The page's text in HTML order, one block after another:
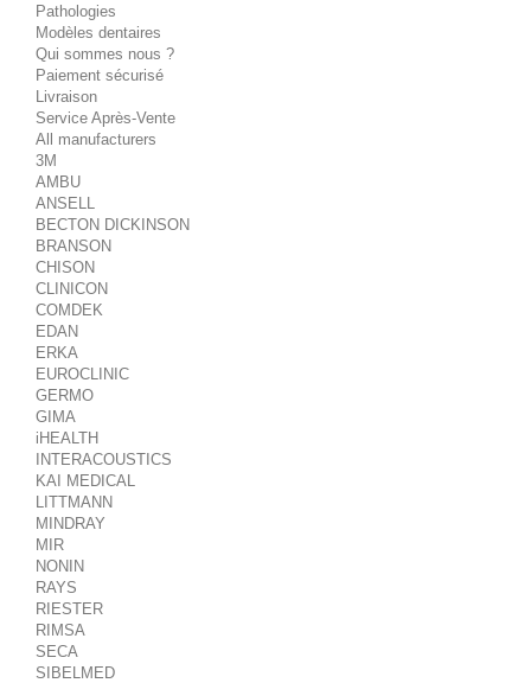
Pathologies
Modèles dentaires
Qui sommes nous ?
Paiement sécurisé
Livraison
Service Après-Vente
All manufacturers
3M
AMBU
ANSELL
BECTON DICKINSON
BRANSON
CHISON
CLINICON
COMDEK
EDAN
ERKA
EUROCLINIC
GERMO
GIMA
iHEALTH
INTERACOUSTICS
KAI MEDICAL
LITTMANN
MINDRAY
MIR
NONIN
RAYS
RIESTER
RIMSA
SECA
SIBELMED